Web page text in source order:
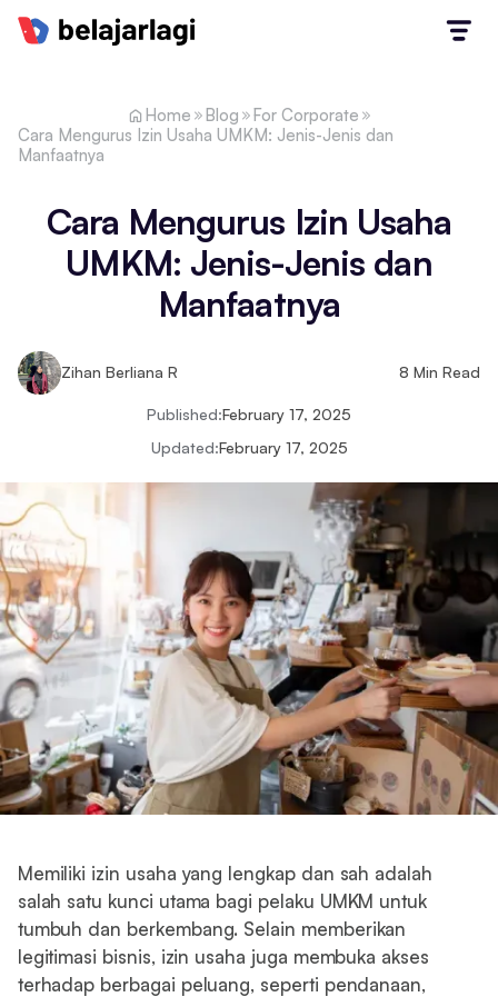
Home Blog
For Corporate
Cara Mengurus Izin Usaha UMKM: Jenis-Jenis dan
Manfaatnya
Cara Mengurus Izin Usaha
UMKM: Jenis-Jenis dan
Manfaatnya
Zihan Berliana R 8 Min Read
Published:February 17, 2025
Updated:February 17, 2025
Memiliki izin usaha yang lengkap dan sah adalah
salah satu kunci utama bagi pelaku UMKM untuk
tumbuh dan berkembang. Selain memberikan
legitimasi bisnis, izin usaha juga membuka akses
terhadap berbagai peluang, seperti pendanaan,